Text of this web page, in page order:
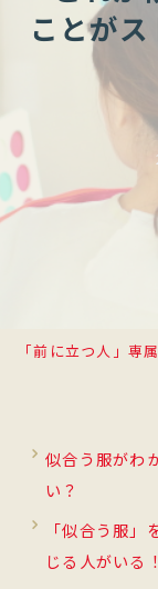
ことが
「前に立つ人」専
似合う服がわ
い？
「似合う服
じる人がいる！